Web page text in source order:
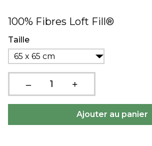
100% Fibres Loft Fill®
Taille
65 x 65 cm